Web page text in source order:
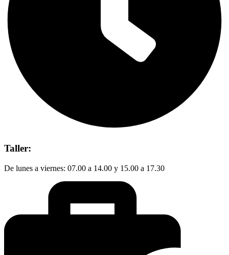
Taller:
De lunes a viernes: 07.00 a 14.00 y 15.00 a 17.30